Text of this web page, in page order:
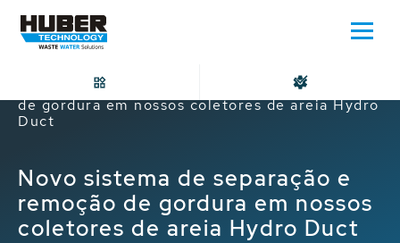
Novo sistema de separação e remoção
de gordura em nossos coletores de areia Hydro
Duct
Novo sistema de separação e
remoção de gordura em nossos
coletores de areia Hydro Duct